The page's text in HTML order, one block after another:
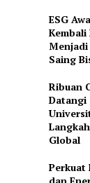
ESG
Kembali
Menjadi
Saing
Ribuan
Datangi
Global
Perkuat
dan